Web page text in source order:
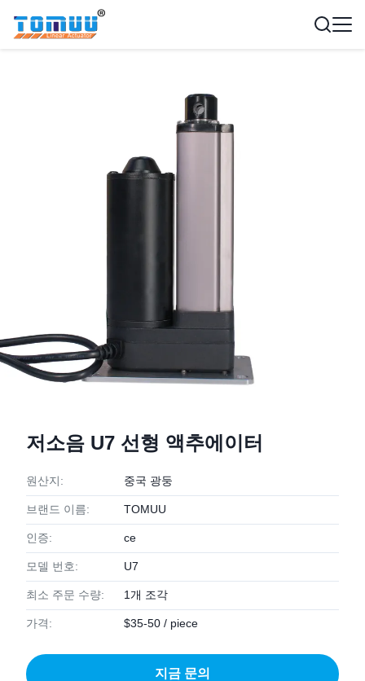
저소음 U7 선형 액추에이터
원산지: 중국 광둥
브랜드 이름: TOMUU
인증: ce
모델 번호: U7
최소 주문 수량: 1개 조각
가격: $35-50 / piece
지금 문의